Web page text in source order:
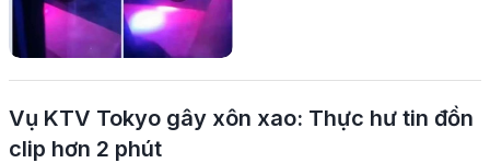
Vụ KTV Tokyo gây xôn xao: Thực hư tin đồn
clip hơn 2 phút